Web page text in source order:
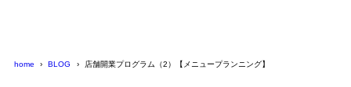
home BLOG 店舗開業プログラム（2）【メニュープランニング】